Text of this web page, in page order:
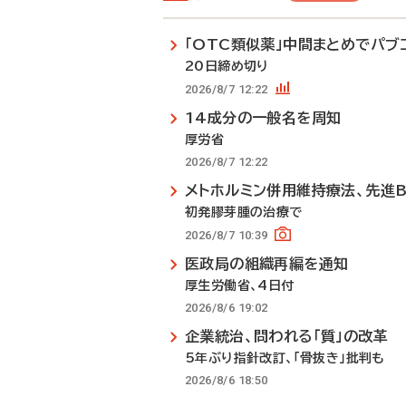
「OTC類似薬」中間まとめでパブ
20日締め切り
2026/8/7 12:22
14成分の一般名を周知
厚労省
2026/8/7 12:22
メトホルミン併用維持療法、先進
初発膠芽腫の治療で
2026/8/7 10:39
医政局の組織再編を通知
厚生労働省、4日付
2026/8/6 19:02
企業統治、問われる「質」の改革
5年ぶり指針改訂、「骨抜き」批判も
2026/8/6 18:50